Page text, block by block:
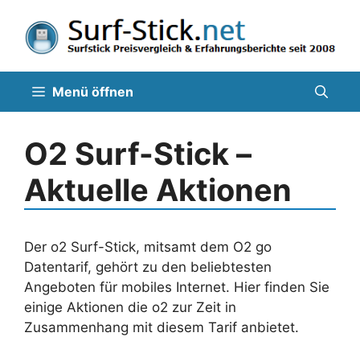
Inhalt
springen
Menü öffnen
O2 Surf-Stick –
Aktuelle Aktionen
Der o2 Surf-Stick, mitsamt dem O2 go
Datentarif, gehört zu den beliebtesten
Angeboten für mobiles Internet. Hier finden Sie
einige Aktionen die o2 zur Zeit in
Zusammenhang mit diesem Tarif anbietet.